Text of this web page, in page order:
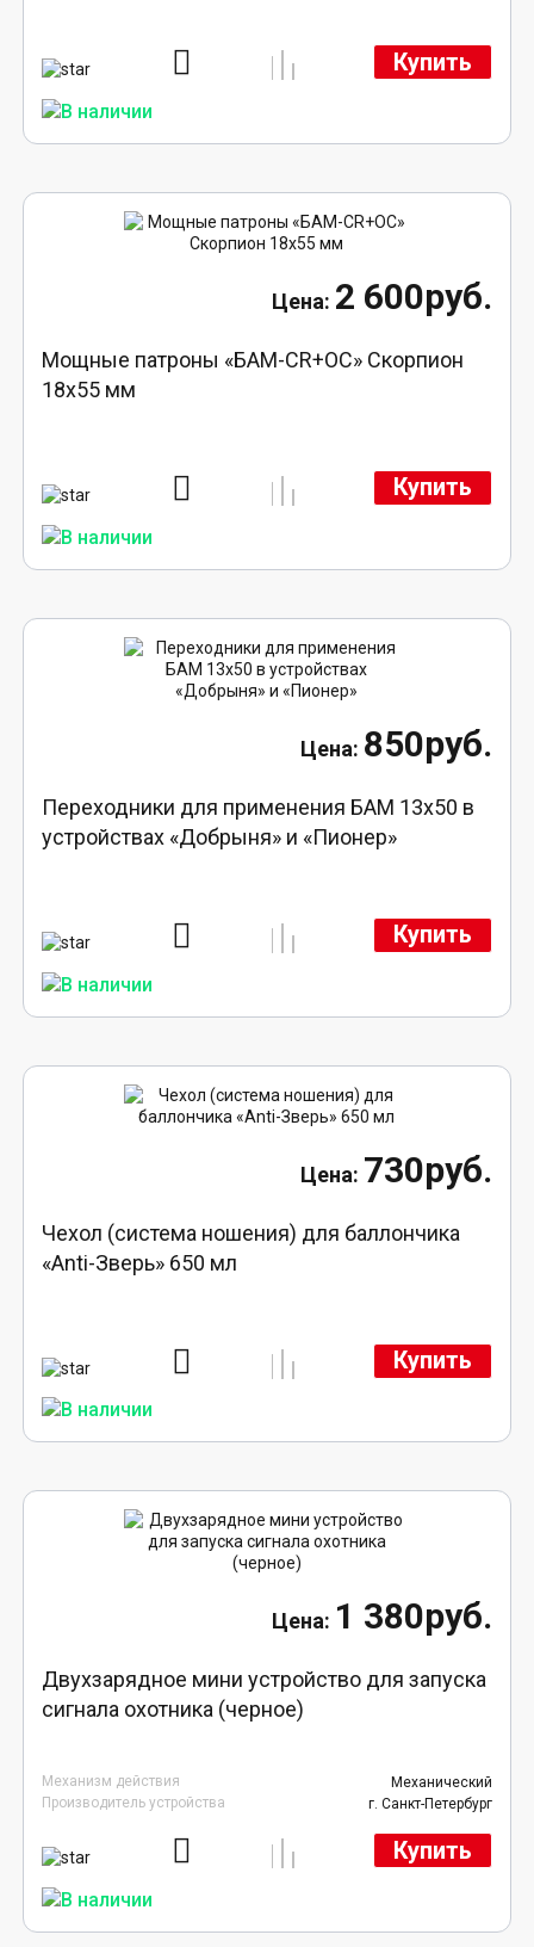
Купить
2 600руб.
Мощные патроны «БАМ-CR+ОС» Скорпион
18х55 мм
Купить
850руб.
Переходники для применения БАМ 13x50 в
устройствах «Добрыня» и «Пионер»
Купить
730руб.
Чехол (система ношения) для баллончика
«Anti-Зверь» 650 мл
Купить
1 380руб.
Двухзарядное мини устройство для запуска
сигнала охотника (черное)
Механизм действия
Механический
Производитель устройства
г. Санкт-Петербург
Купить